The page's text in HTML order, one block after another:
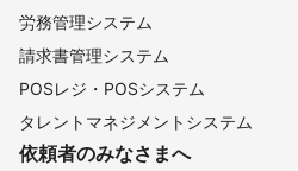
労務管理システム
請求書管理システム
POSレジ・POSシステム
タレントマネジメントシステム
依頼者のみなさまへ